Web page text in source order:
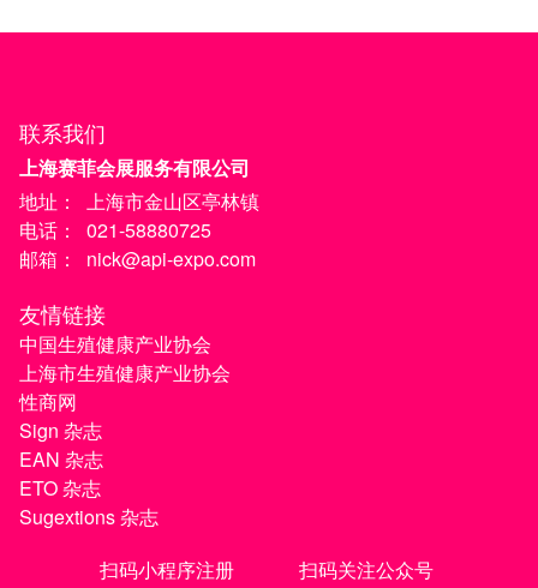
联系我们
上海赛菲会展服务有限公司
地址：
上海市金山区亭林镇
电话：
021-58880725
邮箱：
nick@api-expo.com
友情链接
中国生殖健康产业协会
上海市生殖健康产业协会
性商网
Sign 杂志
EAN 杂志
ETO 杂志
Sugextions 杂志
扫码小程序注册
扫码关注公众号